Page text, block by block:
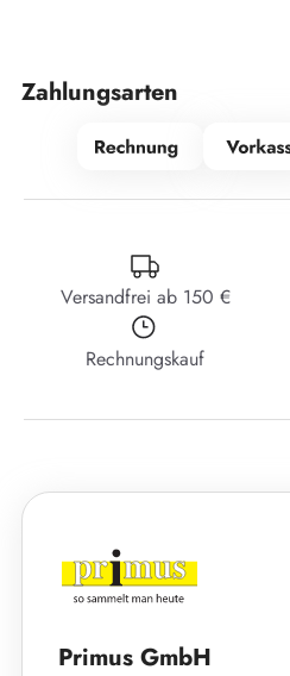
Zahlungsarten
Versandfrei ab 150 €
Rechnungskauf
Primus GmbH